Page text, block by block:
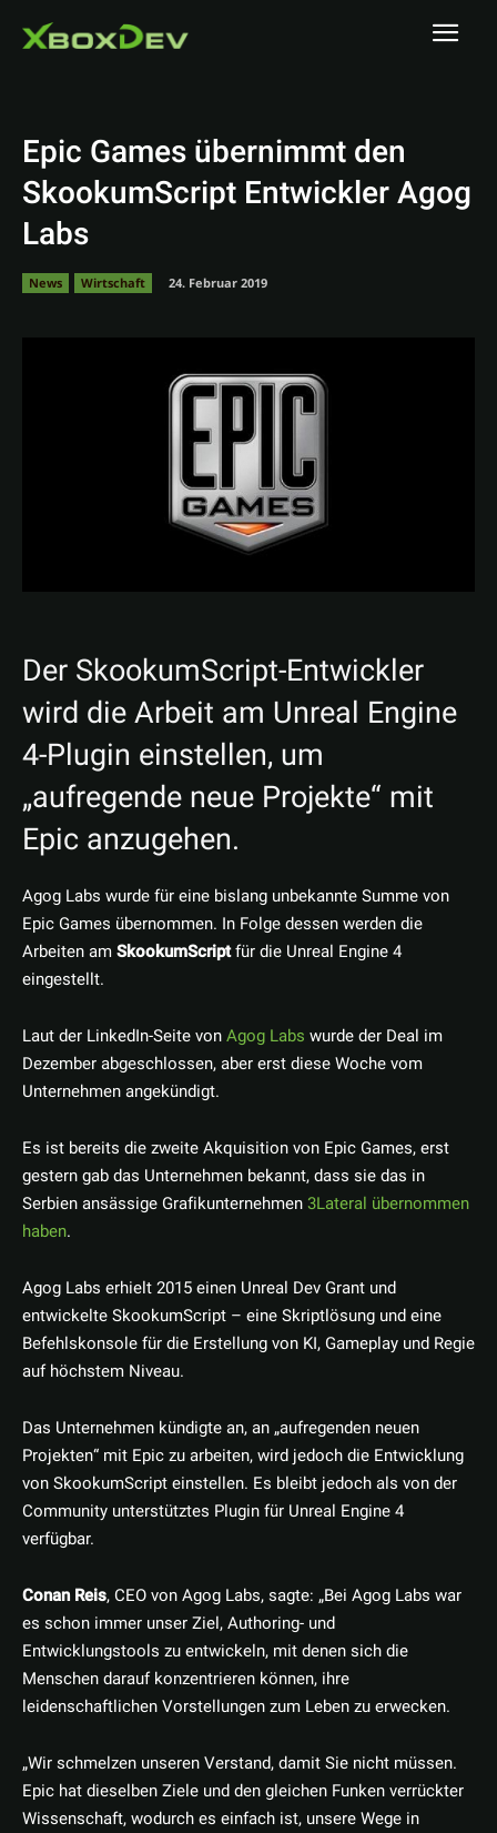
Epic Games übernimmt den
SkookumScript Entwickler Agog
Labs
News Wirtschaft 24. Februar 2019
Der SkookumScript-Entwickler
wird die Arbeit am Unreal Engine
4-Plugin einstellen, um
„aufregende neue Projekte“ mit
Epic anzugehen.
Agog Labs wurde für eine bislang unbekannte Summe von
Epic Games übernommen. In Folge dessen werden die
Arbeiten amSkookumScriptfür die Unreal Engine 4
eingestellt.
Laut der LinkedIn-Seite vonAgog Labs wurde der Deal im
Dezember abgeschlossen, aber erst diese Woche vom
Unternehmen angekündigt.
Es ist bereits die zweite Akquisition von Epic Games, erst
gestern gab das Unternehmen bekannt, dass sie das in
Serbien ansässige Grafikunternehmen3Lateral übernommen
haben.
Agog Labs erhielt 2015 einen Unreal Dev Grant und
entwickelte SkookumScript – eine Skriptlösung und eine
Befehlskonsole für die Erstellung von KI, Gameplay und Regie
auf höchstem Niveau.
Das Unternehmen kündigte an, an „aufregenden neuen
Projekten“ mit Epic zu arbeiten, wird jedoch die Entwicklung
von SkookumScript einstellen. Es bleibt jedoch als von der
Community unterstütztes Plugin für Unreal Engine 4
verfügbar.
Conan Reis, CEO von Agog Labs, sagte: „Bei Agog Labs war
es schon immer unser Ziel, Authoring- und
Entwicklungstools zu entwickeln, mit denen sich die
Menschen darauf konzentrieren können, ihre
leidenschaftlichen Vorstellungen zum Leben zu erwecken.
„Wir schmelzen unseren Verstand, damit Sie nicht müssen.
Epic hat dieselben Ziele und den gleichen Funken verrückter
Wissenschaft, wodurch es einfach ist, unsere Wege in